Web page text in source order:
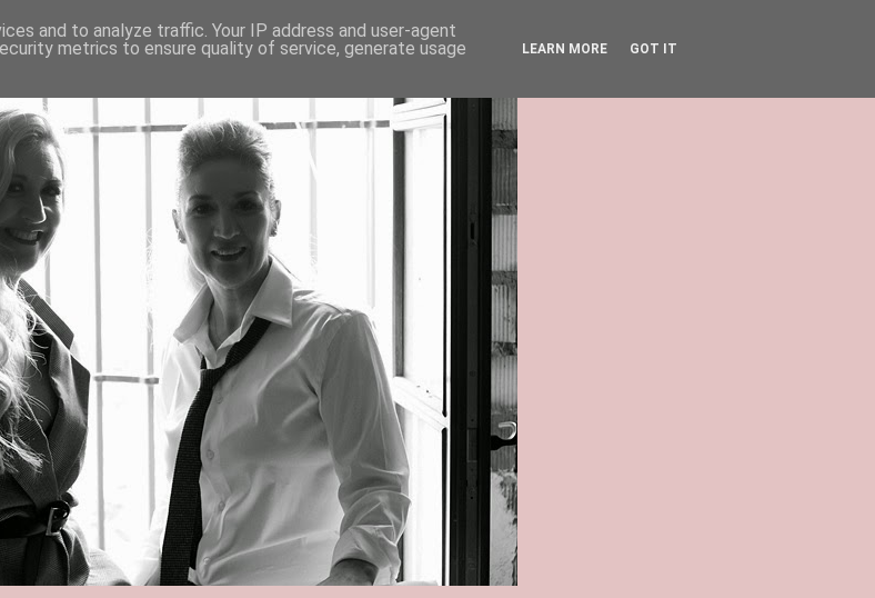
and to analyze traffic. Your IP address and user-agent
metrics to ensure quality of service, generate usage
LEARN MORE GOT IT